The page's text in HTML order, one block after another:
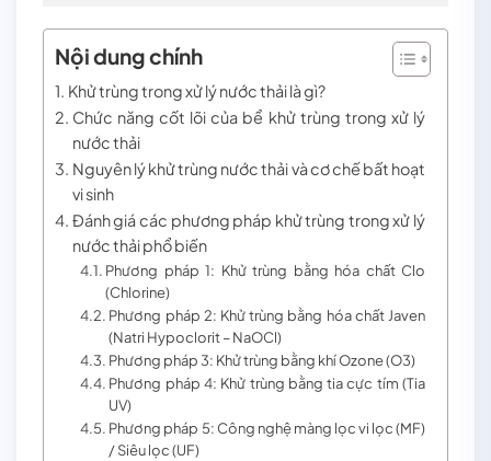
Nội dung chính
Khử trùng trong xử lý nước thải là gì?
Chức năng cốt lõi của bể khử trùng trong xử lý
nước thải
Nguyên lý khử trùng nước thải và cơ chế bất hoạt
vi sinh
Đánh giá các phương pháp khử trùng trong xử lý
nước thải phổ biến
Phương pháp 1: Khử trùng bằng hóa chất Clo
(Chlorine)
Phương pháp 2: Khử trùng bằng hóa chất Javen
(Natri Hypoclorit – NaOCl)
Phương pháp 3: Khử trùng bằng khí Ozone (O3)
Phương pháp 4: Khử trùng bằng tia cực tím (Tia
UV)
Phương pháp 5: Công nghệ màng lọc vi lọc (MF)
/ Siêu lọc (UF)